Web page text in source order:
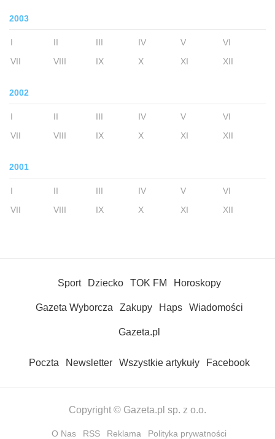
2003
I II III IV V
VI
VII
VIII IX X XI XII
2002
I II III IV V
VI
VII
VIII IX X XI XII
2001
I II III IV V
VI
VII
VIII IX X XI XII
Sport Dziecko TOK FM Horoskopy
Gazeta Wyborcza Zakupy Haps Wiadomości
Gazeta.pl
Poczta Newsletter Wszystkie artykuły Facebook
Copyright © Gazeta.pl sp. z o.o.
O Nas RSS Reklama Polityka prywatności